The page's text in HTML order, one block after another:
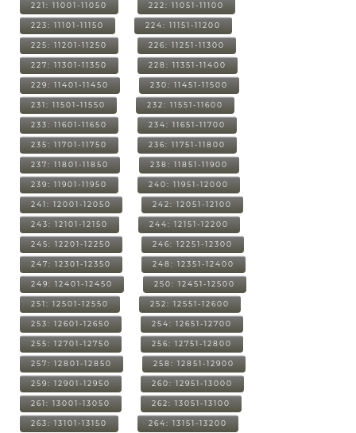
221: 11001-11050 222: 11051-11100
223: 11101-11150 224: 11151-11200
225: 11201-11250 226: 11251-11300
227: 11301-11350 228: 11351-11400
229: 11401-11450 230: 11451-11500
231: 11501-11550 232: 11551-11600
233: 11601-11650 234: 11651-11700
235: 11701-11750 236: 11751-11800
237: 11801-11850 238: 11851-11900
239: 11901-11950 240: 11951-12000
241: 12001-12050 242: 12051-12100
243: 12101-12150 244: 12151-12200
245: 12201-12250 246: 12251-12300
247: 12301-12350 248: 12351-12400
249: 12401-12450 250: 12451-12500
251: 12501-12550 252: 12551-12600
253: 12601-12650 254: 12651-12700
255: 12701-12750 256: 12751-12800
257: 12801-12850 258: 12851-12900
259: 12901-12950 260: 12951-13000
261: 13001-13050 262: 13051-13100
263: 13101-13150 264: 13151-13200